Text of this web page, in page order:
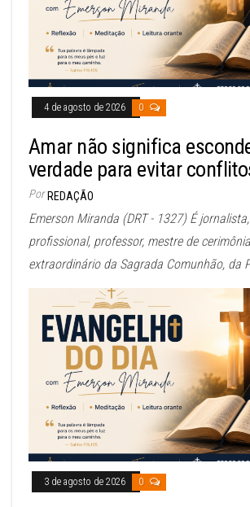
4 de agosto de 2026 0
Amar não significa
verdade para evitar
Por REDAÇÃO
Emerson Miranda (DRT - 1327) É
profissional, professor, mestre de
extraordinário da Sagrada Comunhão, da
3 de agosto de 2026 0